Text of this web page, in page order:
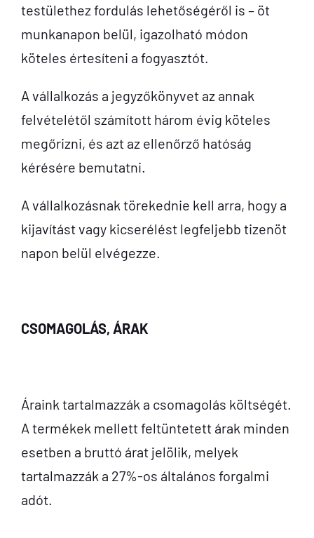
testülethez fordulás lehetőségéről is – öt
munkanapon belül, igazolható módon
köteles értesíteni a fogyasztót.
A vállalkozás a jegyzőkönyvet az annak
felvételétől számított három évig köteles
megőrizni, és azt az ellenőrző hatóság
kérésére bemutatni.
A vállalkozásnak törekednie kell arra, hogy a
kijavítást vagy kicserélést legfeljebb tizenöt
napon belül elvégezze.
CSOMAGOLÁS, ÁRAK
Áraink tartalmazzák a csomagolás költségét.
A termékek mellett feltüntetett árak minden
esetben a bruttó árat jelölik, melyek
tartalmazzák a 27%-os általános forgalmi
adót.